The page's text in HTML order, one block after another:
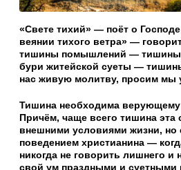
«Свете тихий» — поёт о
веянии тихого ветра» —
тишины помышлений —
бури житейской суеты —
нас живую молитву, просим мы
Тишина необходима верующему
Причём, чаще всего тишина эта
внешними условиями жизни, но
поведением христианина —
никогда не говорить лишнего и
свой ум праздными и